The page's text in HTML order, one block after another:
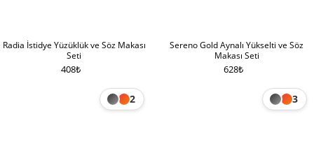
Radia İstidye Yüzüklük ve Söz Makası
Seti
408₺
Sereno Gold Aynalı Yükselti ve Söz
Makası Seti
628₺
2 3